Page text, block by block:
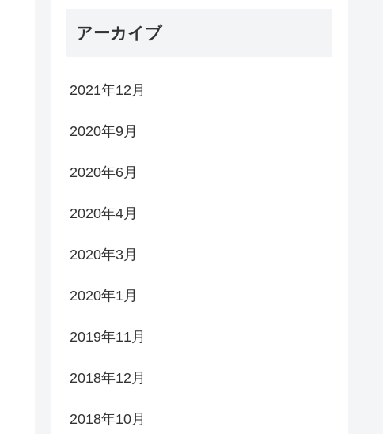
アーカイブ
2021年12月
2020年9月
2020年6月
2020年4月
2020年3月
2020年1月
2019年11月
2018年12月
2018年10月